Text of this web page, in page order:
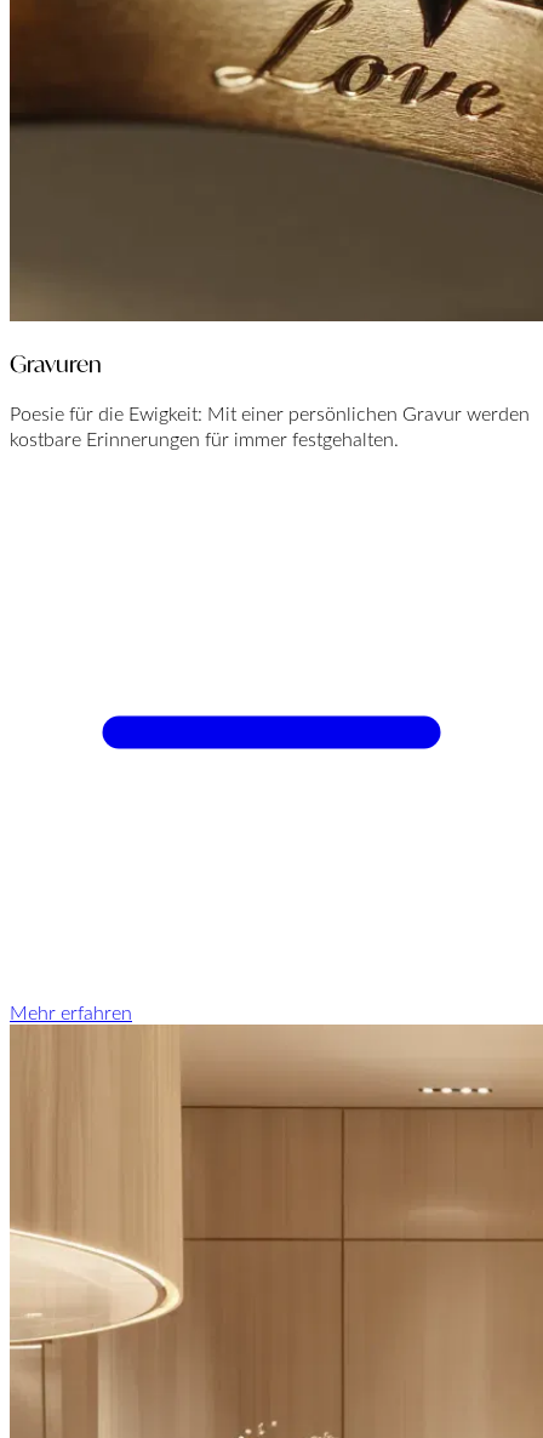
Gravuren
Poesie für die Ewigkeit: Mit einer persönlichen Gravur werden
kostbare Erinnerungen für immer festgehalten.
Mehr erfahren